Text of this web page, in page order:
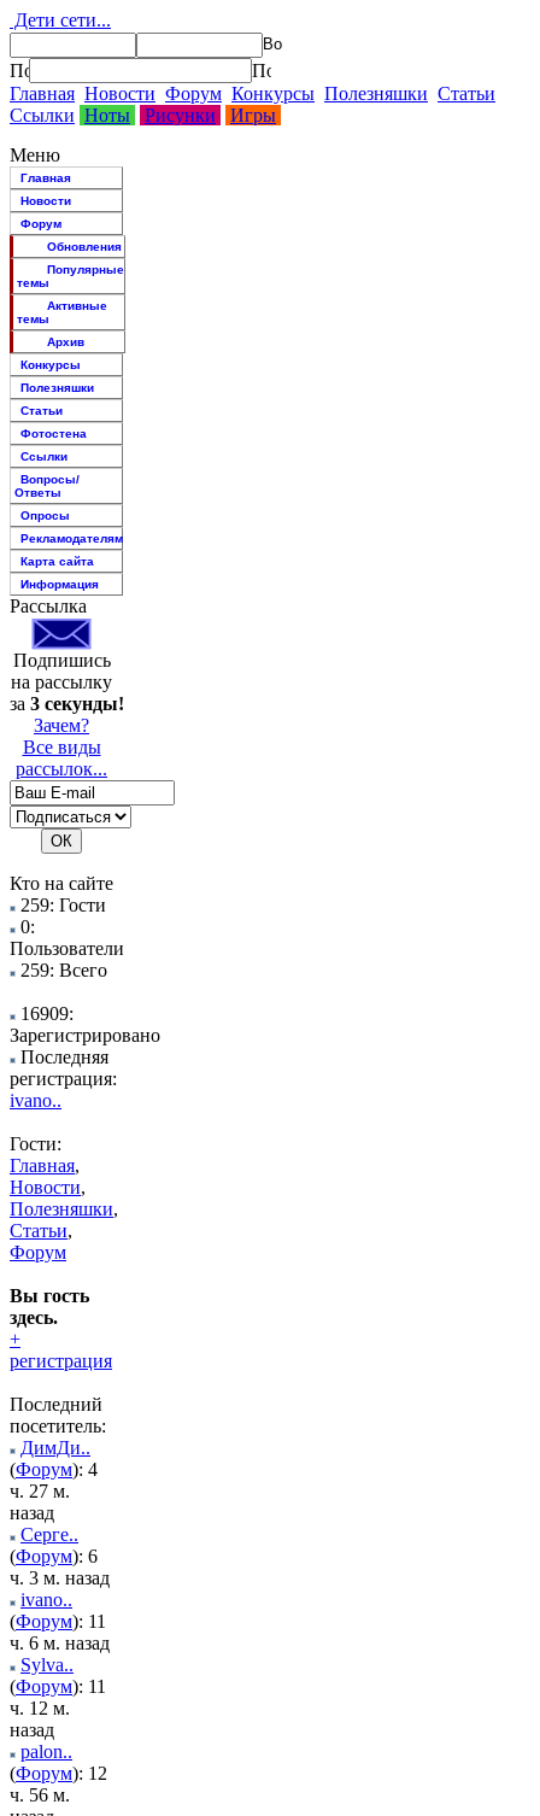
Дети сети...
Главная Новости Форум Конкурсы Полезняшки Статьи
Ссылки Ноты Рисунки
Игры
Меню
Главная
Новости
Форум
Обновления
Популярные
темы
Активные
темы
Архив
Конкурсы
Полезняшки
Статьи
Фотостена
Ссылки
Вопросы/
Ответы
Опросы
Рекламодателям
Карта сайта
Информация
Рассылка
Подпишись
на рассылку
за 3 секунды!
Зачем?
Все виды
рассылок...
Кто на сайте
259: Гости
0:
Пользователи
259: Всего
16909:
Зарегистрировано
Последняя
регистрация:
ivano..
Гости:
Главная,
Новости,
Полезняшки,
Статьи,
Форум
Вы гость
здесь.
+
регистрация
Последний
посетитель:
ДимДи..
(Форум): 4
ч. 27 м.
назад
Серге..
(Форум): 6
ч. 3 м. назад
ivano..
(Форум): 11
ч. 6 м. назад
Sylva..
(Форум): 11
ч. 12 м.
назад
palon..
(Форум): 12
ч. 56 м.